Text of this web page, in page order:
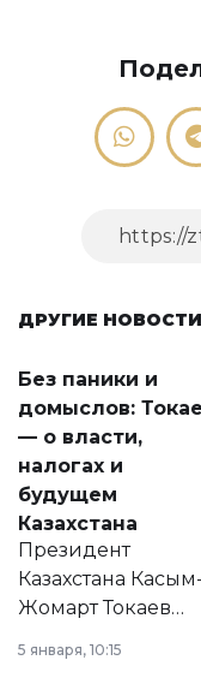
ДРУГИЕ НОВОСТИ
Без паники и
домыслов:
— о власти,
налогах и
будущем
Казахстана
Президент
Казахстана Касым-
Жомарт Токаев
сразу несколько
5 января, 10:15